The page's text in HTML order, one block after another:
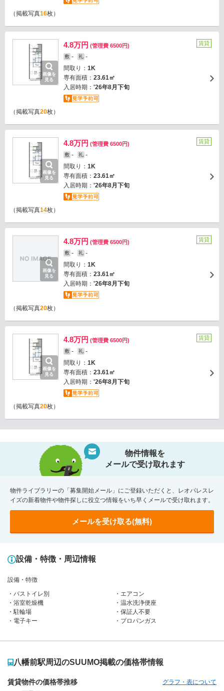
（掲載写真16枚）
画像を
見る
4.8万円 (管理費 6500円)
敷 - 礼 -
間取り： 1K
専有面積： 23.61㎡
入居時期： '26年8月下旬
賃貸
（掲載写真20枚）
画像を
見る
4.8万円 (管理費 6500円)
敷 - 礼 -
間取り： 1K
専有面積： 23.61㎡
入居時期： '26年8月下旬
賃貸
（掲載写真14枚）
画像を
見る
4.8万円 (管理費 6500円)
敷 - 礼 -
間取り： 1K
専有面積： 23.61㎡
入居時期： '26年8月下旬
賃貸
（掲載写真20枚）
画像を
見る
4.8万円 (管理費 6500円)
敷 - 礼 -
間取り： 1K
専有面積： 23.61㎡
入居時期： '26年8月下旬
賃貸
（掲載写真20枚）
物件情報を
メールで受け取れます
物件ライブラリーの「募集開始メール」にご登録いただくと、レオパレスレ
イズの新着物件や物件探しに役立つ情報をいち早くメールで受け取れます。
メールを受け取る(無料)
設備・特徴・周辺情報
設備・特徴
バストイレ別
エアコン
浴室乾燥機
温水洗浄便座
駐輪場
保証人不要
電子キー
プロパンガス
八幡前駅周辺のSUUMO掲載の価格帯情報
賃貸物件の価格帯推移 グラフ・表について